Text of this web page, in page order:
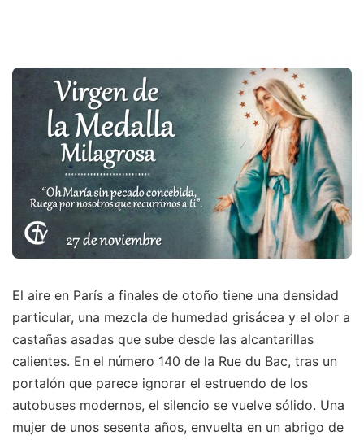
El aire en París a finales de otoño tiene una densidad
particular, una mezcla de humedad grisácea y el olor a
castañas asadas que sube desde las alcantarillas
calientes. En el número 140 de la Rue du Bac, tras un
portalón que parece ignorar el estruendo de los
autobuses modernos, el silencio se vuelve sólido. Una
mujer de unos sesenta años, envuelta en un abrigo de